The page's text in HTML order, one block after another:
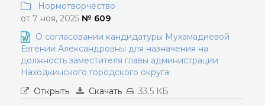
Нормотворчество
от 7 ноя, 2025 № 609
О согласовании кандидатуры Мухамадиевой
Евгении Александровны для назначения на
должность заместителя главы администрации
Находкинского городского округа
Открыть
Скачать 33.5 КБ